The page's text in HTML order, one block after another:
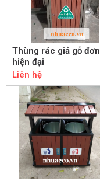
Thùng rác giả gỗ đơn
hiện đại
Liên hệ